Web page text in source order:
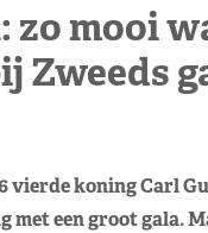
zo mooi
Zweeds
vierde koning Carl
met een groot gala.